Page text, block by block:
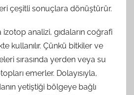
çeşitli sonuçlara dönüştürür.
izotop analizi, gıdaların coğrafi
kullanılır. Çünkü bitkiler ve
sırasında yerden veya su
emerler. Dolayısıyla,
yetiştiği bölgeye bağlı